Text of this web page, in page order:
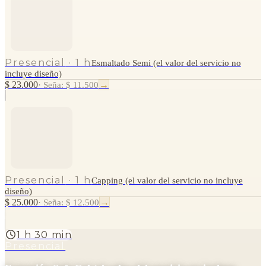
Presencial · 1 hEsmaltado Semi (el valor del servicio no
incluye diseño)
$ 23.000· Seña: $ 11.500 →
Presencial · 1 hCapping (el valor del servicio no incluye
diseño)
$ 25.000· Seña: $ 12.500 →
1 h 30 min